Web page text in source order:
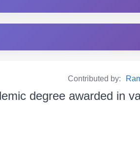
Contributed by:
degree awarded in